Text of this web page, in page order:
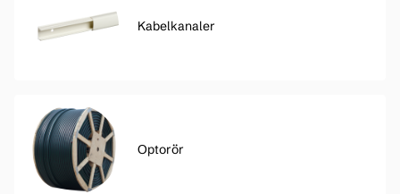
Kabelkanaler
Optorör